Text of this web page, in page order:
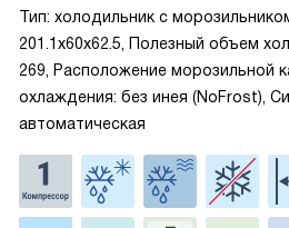
Тип: холодильник с
201.1x60x62.5, Полезный объем
269, Расположение морозильной
охлаждения: без инея (NoFrost),
автоматическая